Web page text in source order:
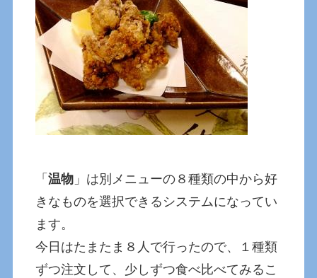
「温物 」は別メニューの８種類の中から好
きなものを選択できるシステムになってい
ます。
今日はたまたま８人で行ったので、１種類
ずつ注文して、少しずつ食べ比べてみるこ